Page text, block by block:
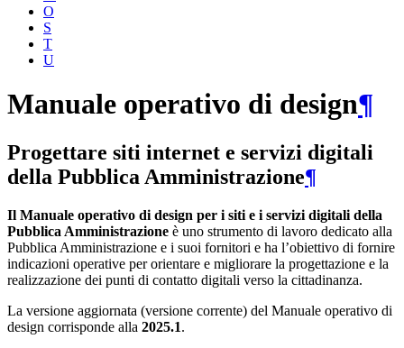
O
S
T
U
Manuale operativo di design¶
Progettare siti internet e servizi digitali
della Pubblica Amministrazione¶
Il Manuale operativo di design per i siti e i servizi digitali della
Pubblica Amministrazione è uno strumento di lavoro dedicato alla
Pubblica Amministrazione e i suoi fornitori e ha l’obiettivo di fornire
indicazioni operative per orientare e migliorare la progettazione e la
realizzazione dei punti di contatto digitali verso la cittadinanza.
La versione aggiornata (versione corrente) del Manuale operativo di
design corrisponde alla 2025.1.